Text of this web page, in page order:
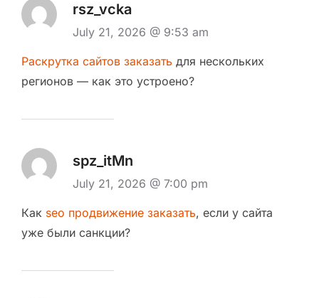
rsz_vcka
July 21, 2026 @ 9:53 am
Раскрутка сайтов заказать для нескольких
регионов — как это устроено?
spz_itMn
July 21, 2026 @ 7:00 pm
Как seo продвижение заказать, если у сайта
уже были санкции?